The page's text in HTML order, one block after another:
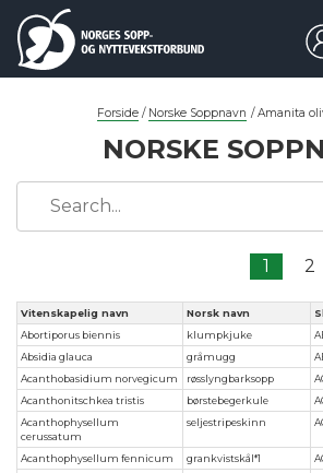
Forside / Norske Soppnavn / Amanita
NORSKE
1 2
Vitenskapelig navn Norsk navn
Abortiporus biennis
klumpkjuke
Absidia glauca
gråmugg
Acanthobasidium norvegicum
røsslyngbarksopp
Acanthonitschkea tristis
børstebegerkule
Acanthophysellum
cerussatum
seljestripeskinn
Acanthophysellum fennicum grankvistskål*1